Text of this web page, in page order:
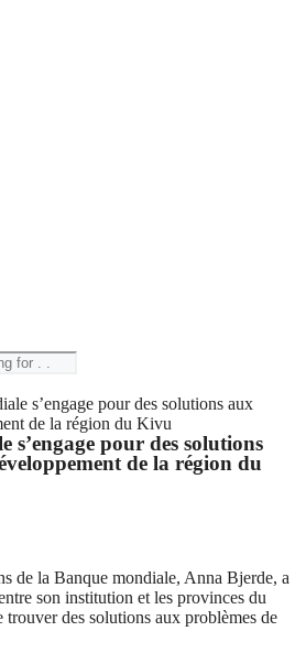
s’engage pour des solutions aux
de la région du Kivu
s’engage pour des solutions
de la région du
de la Banque mondiale, Anna Bjerde, a
son institution et les provinces du
des solutions aux problèmes de